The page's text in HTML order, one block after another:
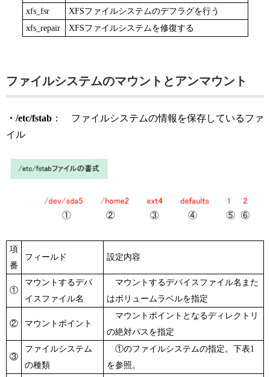
xfs_fsr
XFSファイルシステムのデフラグを行う
xfs_repair
XFSファイルシステムを修復する
ファイルシステムのマウントとアンマウント
・/etc/fstab ： ファイルシステムの情報を保存しているファ
イル
項
番
フィールド 設定内容
①
マウントするデバ
イスファイル名
マウントするデバイスファイル名また
はボリュームラベルを指定
② マウントポイント
マウントポイントとなるディレクトリ
の絶対パスを指定
③
ファイルシステム
の種類
①のファイルシステムの指定。下表1
を参照。